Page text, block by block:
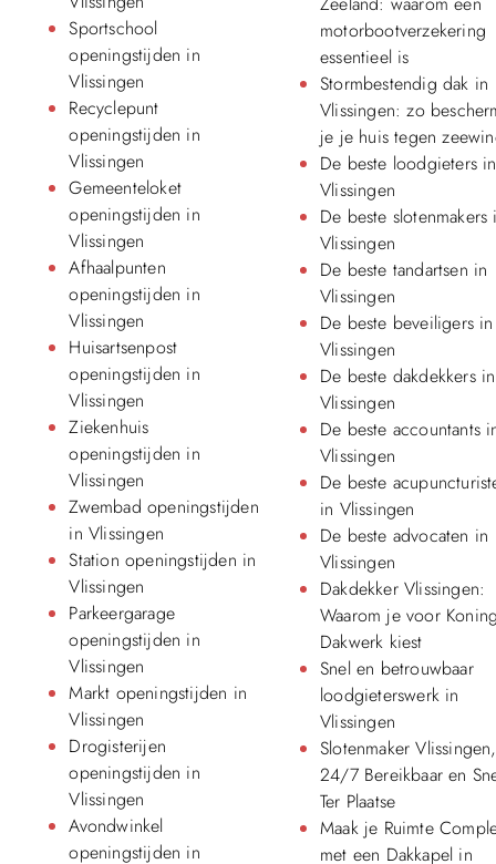
Sportschool
openingstijden in
Vlissingen
Recyclepunt
openingstijden in
Vlissingen
Gemeenteloket
openingstijden in
Vlissingen
Afhaalpunten
openingstijden in
Vlissingen
Huisartsenpost
openingstijden in
Vlissingen
Ziekenhuis
openingstijden in
Vlissingen
Zwembad openingstijden
in Vlissingen
Station openingstijden in
Vlissingen
Parkeergarage
openingstijden in
Vlissingen
Markt openingstijden in
Vlissingen
Drogisterijen
openingstijden in
Vlissingen
Avondwinkel
openingstijden in
motorbootverzekering
essentieel is
Stormbestendig dak in
Vlissingen: zo
je je huis tegen
De beste loodgieters in
Vlissingen
De beste slotenmakers
Vlissingen
De beste tandartsen in
Vlissingen
De beste beveiligers in
Vlissingen
De beste dakdekkers in
Vlissingen
De beste accountants
Vlissingen
De beste
in Vlissingen
De beste advocaten in
Vlissingen
Dakdekker Vlissingen:
Waarom je voor
Dakwerk kiest
Snel en betrouwbaar
loodgieterswerk in
Vlissingen
Slotenmaker Vlissingen,
24/7 Bereikbaar en
Ter Plaatse
Maak je Ruimte
met een Dakkapel in